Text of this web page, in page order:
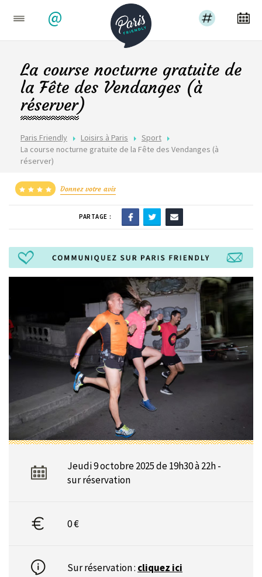
@
Paris Friendly Loisirs à Paris
Sport
La course nocturne gratuite de la Fête des Vendanges (à
réserver)
La course nocturne gratuite de
la Fête des Vendanges (à
réserver)
Donnez votre avis
PARTAGE :
Jeudi 9 octobre 2025 de 19h30 à 22h -
sur réservation
0 €
Sur réservation : cliquez ici